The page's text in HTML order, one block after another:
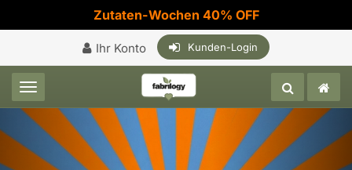
Zutaten-Wochen 40% OFF
Ihr Konto Kunden-Login
Toggle navigation